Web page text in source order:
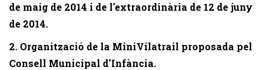
de maig de 2014 i de l'extraordinària de 12 de juny
de 2014.
2. Organització de la MiniVilatrail proposada pel
Consell Municipal d'Infància.